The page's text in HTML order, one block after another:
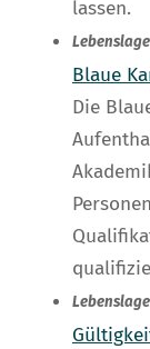
lassen.
Lebenslage
Blaue
Die
Lebenslage